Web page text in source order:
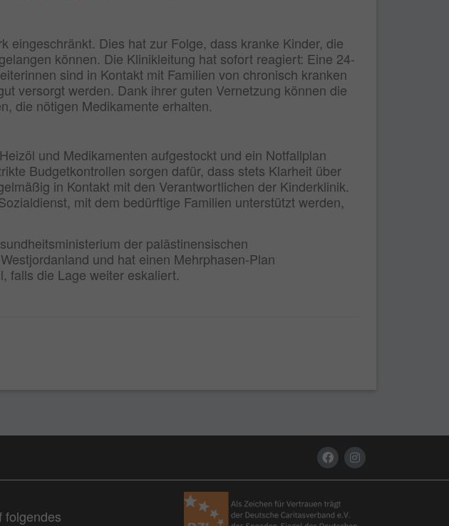
eingeschränkt. Dies hat zur Folge, dass kranke Kinder, die
können. Die Klinikleitung hat sofort reagiert: Eine 24-
sind in Kontakt mit Familien von chronisch kranken
versorgt werden. Dank ihrer guten Vernetzung können die
die nötigen Medikamente erhalten.
und Medikamenten aufgestockt und ein Notfallplan
Budgetkontrollen sorgen dafür, dass stets Klarheit über
in Kontakt mit den Verantwortlichen der Kinderklinik.
mit dem bedürftige Familien unterstützt werden,
der palästinensischen
und hat einen Mehrphasen-Plan
falls die Lage weiter eskaliert.
folgendes